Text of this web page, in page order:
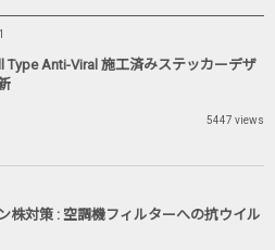
Type Anti-Viral 施工済みステッカーデザ
5447 views
株対策 : 空調機フィルターへの抗ウイル